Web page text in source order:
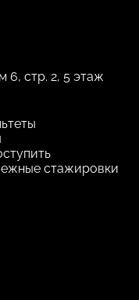
6, стр. 2, 5 этаж
стажировки